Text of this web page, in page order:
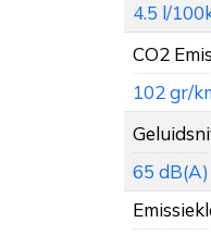
4.5 l/
CO2
102 gr/
65 dB(A)